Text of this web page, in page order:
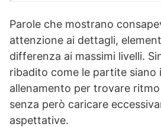
Parole che mostrano
attenzione ai dettagli,
differenza ai massimi livelli.
ribadito come le partite siano
allenamento per trovare
senza però caricare
aspettative.